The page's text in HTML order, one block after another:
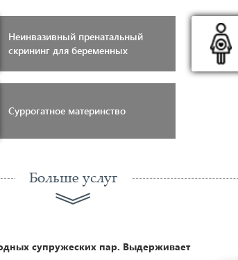
Неинвазивный пренатальный
скрининг для беременных
Суррогатное материнство
Больше услуг
супружеских пар. Выдерживает